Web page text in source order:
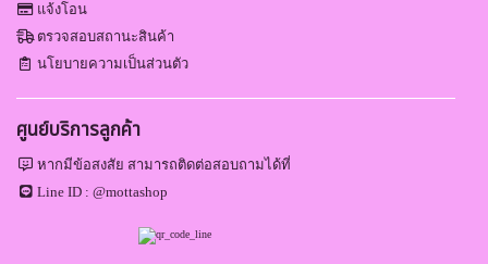
แจ้งโอน
ตรวจสอบสถานะสินค้า
นโยบายความเป็นส่วนตัว
ศูนย์บริการลูกค้า
หากมีข้อสงสัย สามารถติดต่อสอบถามได้ที่
Line ID :@mottashop